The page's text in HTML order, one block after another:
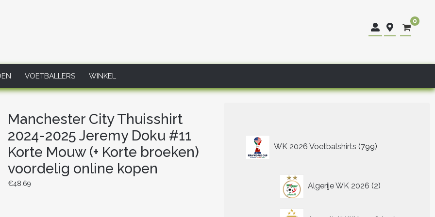
0
VOETBALLERS WINKEL
Manchester City Thuisshirt
2024-2025 Jeremy Doku #11
Korte Mouw (+ Korte broeken)
voordelig online kopen
€48.69
WK 2026 Voetbalshirts 799
producten
Algerije WK 2026 2
producten